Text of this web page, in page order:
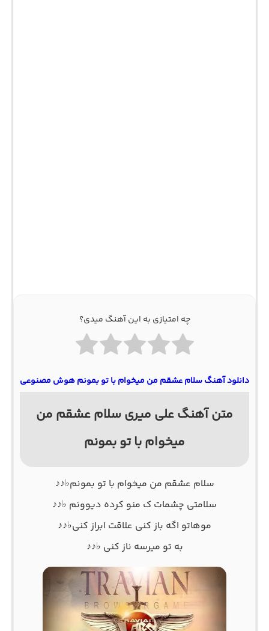
چه امتیازی به این آهنگ میدی؟
دانلود آهنگ سلام عشقم من میخوام با تو بمونم هوش مصنوعی
متن آهنگ علی میری سلام عشقم من
میخوام با تو بمونم
سلام عشقم من میخوام با تو بمونم♭♪♪
سلامتی چشمات ک منو کرده دیوونم ♭♪♪
موهاتو اگه باز کنی علاقت ابراز کنی♭♪♪
به تو میرسه ناز کنی ♭♪♪